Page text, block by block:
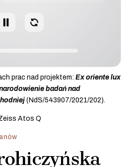
prac nad projektem: Ex oriente lux
badań nad
(NdS/543907/2021/202).
Atos Q